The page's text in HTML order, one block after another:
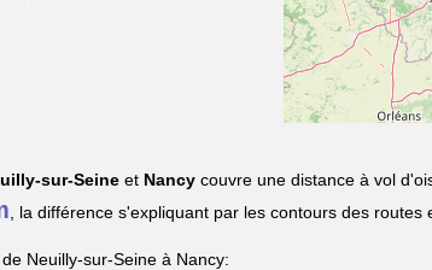
sur-Seine et Nancy couvre une distance à vol
, la différence s'expliquant par les contours des
Neuilly-sur-Seine à Nancy: